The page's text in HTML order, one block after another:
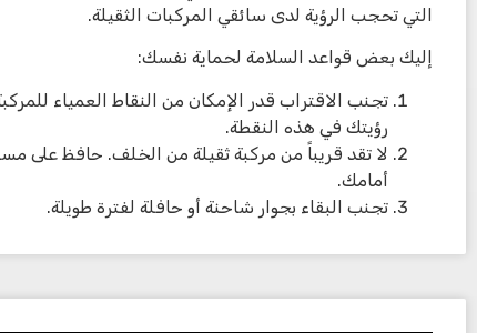
לאالتي تحجب الرؤية لدى سائقي المركبات الثقيلة.
إليك بعض قواعد السلامة لحماية نفسك:
تجنب الاقتراب قدر الإمكان من النقاط العمياء
رؤيتك في هذه النقطة.
لا تقد قريباً من مركبة ثقيلة من الخلف. حافظ على
أمامك.
تجنب البقاء بجوار شاحنة أو حافلة لفترة طويلة.